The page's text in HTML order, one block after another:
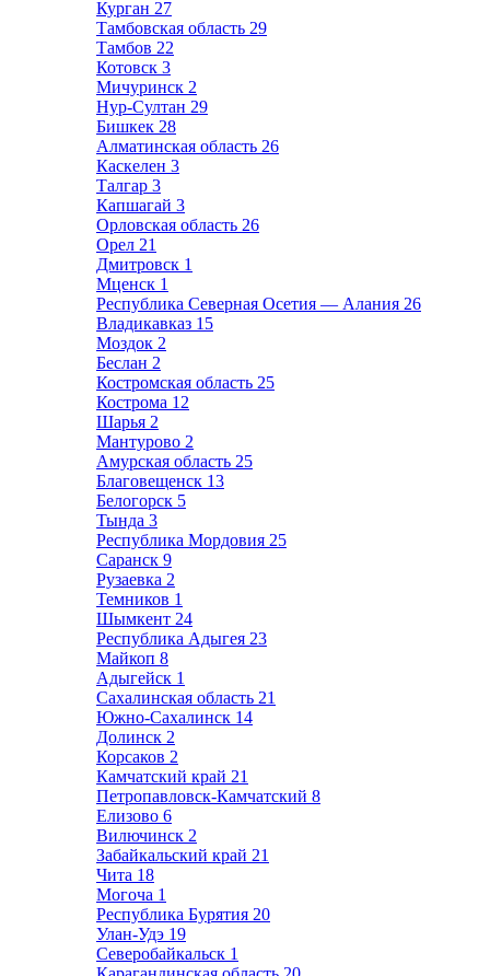
Курган 27
Тамбовская область 29
Тамбов 22
Котовск 3
Мичуринск 2
Нур-Султан 29
Бишкек 28
Алматинская область 26
Каскелен 3
Талгар 3
Капшагай 3
Орловская область 26
Орел 21
Дмитровск 1
Мценск 1
Республика Северная Осетия — Алания 26
Владикавказ 15
Моздок 2
Беслан 2
Костромская область 25
Кострома 12
Шарья 2
Мантурово 2
Амурская область 25
Благовещенск 13
Белогорск 5
Тында 3
Республика Мордовия 25
Саранск 9
Рузаевка 2
Темников 1
Шымкент 24
Республика Адыгея 23
Майкоп 8
Адыгейск 1
Сахалинская область 21
Южно-Сахалинск 14
Долинск 2
Корсаков 2
Камчатский край 21
Петропавловск-Камчатский 8
Елизово 6
Вилючинск 2
Забайкальский край 21
Чита 18
Могоча 1
Республика Бурятия 20
Улан-Удэ 19
Северобайкальск 1